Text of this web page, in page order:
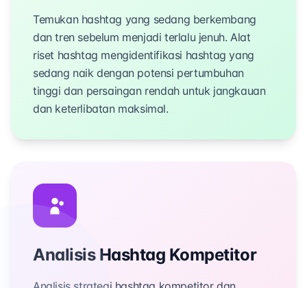
Temukan hashtag yang sedang berkembang
dan tren sebelum menjadi terlalu jenuh. Alat
riset hashtag mengidentifikasi hashtag yang
sedang naik dengan potensi pertumbuhan
tinggi dan persaingan rendah untuk jangkauan
dan keterlibatan maksimal.
Analisis Hashtag Kompetitor